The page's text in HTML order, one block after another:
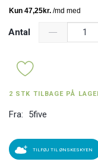
Antal
2 STK TILBAGE PÅ
Fra: 5five
TILFØJ TIL ØNSKESKYEN